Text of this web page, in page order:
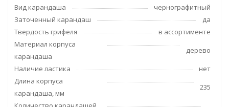
Вид карандаша
чернографитный
Заточенный карандаш
да
Твердость грифеля
в ассортименте
Материал корпуса
карандаша
дерево
Наличие ластика
нет
Длина корпуса
карандаша, мм
235